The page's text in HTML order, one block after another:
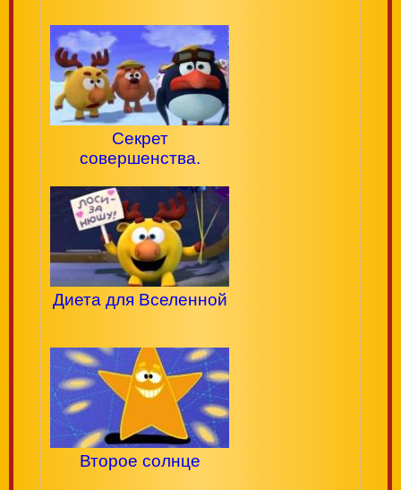
Секрет
совершенства.
Диета для Вселенной
Второе солнце